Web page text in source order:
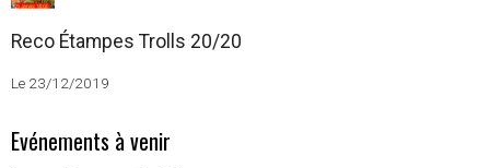
Reco Étampes Trolls 20/20
Le 23/12/2019
Evénements à venir